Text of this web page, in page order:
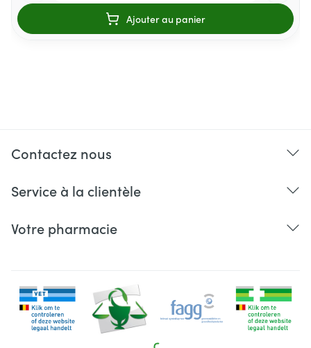
Ajouter au panier
Contactez nous
Service à la clientèle
Votre pharmacie